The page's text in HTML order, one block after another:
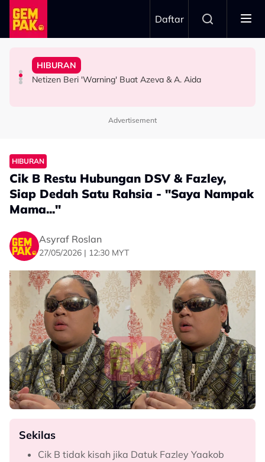
Skip to main content
Daftar
Bawa Anak Ke Klinik, Syasya Rizal Terkejut Dikenali
Doktor
HIBURAN
Netizen Beri 'Warning' Buat Azeva & A. Aida
Kilauan Emas Selebriti: Fazlina Ahmad Daud Elak Nyanyi
Lagu Ogy, Tak Mahu Ada Perbandingan - "Saya Tak Nak
Orang Cakap..."
Sanggup ‘Battle’ Beli Tiket Gema Bumantara, Noraniza
Idris: “Masa Dapat Call, Ingat Jemput Jadi Penonton”
Advertisement
HIBURAN
Cik B Restu Hubungan DSV & Fazley,
Siap Dedah Satu Rahsia - "Saya Nampak
Mama..."
Asyraf Roslan
27/05/2026 | 12:30 MYT
Sekilas
Cik B tidak kisah jika Datuk Fazley Yaakob